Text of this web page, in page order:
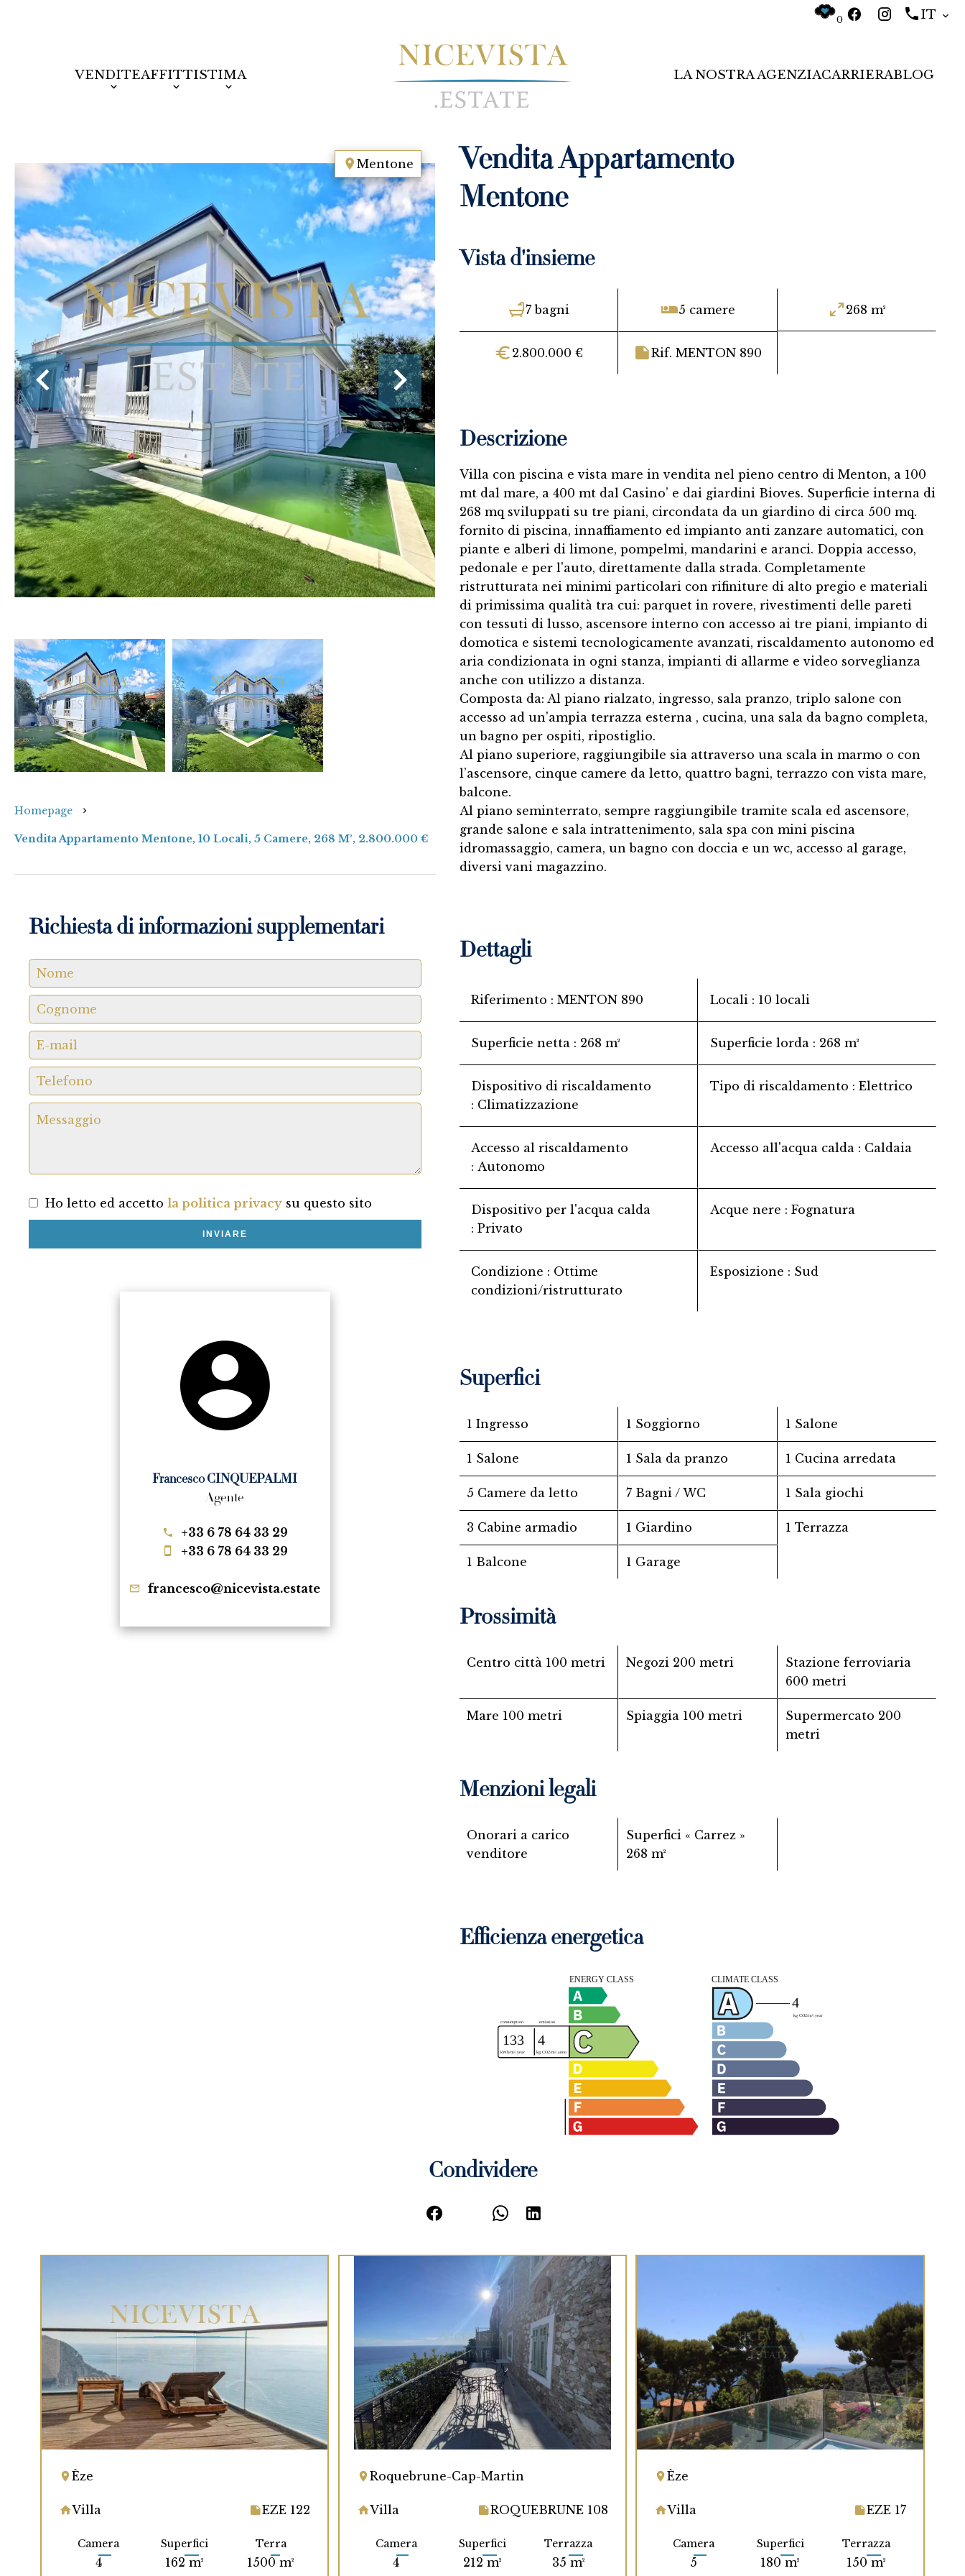
0 IT
VENDITEAFFITTISTIMA LA NOSTRA AGENZIACARRIERABLOG
Mentone
Homepage
Vendita Appartamento Mentone, 10 Locali, 5 Camere, 268 M², 2.800.000 €
Richiesta di informazioni supplementari
Ho letto ed accetto la politica privacy su questo sito
INVIARE
Francesco CINQUEPALMI
Agente
+33 6 78 64 33 29
+33 6 78 64 33 29
francesco@nicevista.estate
Vendita Appartamento
Mentone
Vista d'insieme
7 bagni 5 camere 268 m²
2.800.000 € Rif. MENTON 890
Descrizione
Villa con piscina e vista mare in vendita nel pieno centro di Menton, a 100
mt dal mare, a 400 mt dal Casino’ e dai giardini Bioves. Superficie interna di
268 mq sviluppati su tre piani, circondata da un giardino di circa 500 mq.
fornito di piscina, innaffiamento ed impianto anti zanzare automatici, con
piante e alberi di limone, pompelmi, mandarini e aranci. Doppia accesso,
pedonale e per l'auto, direttamente dalla strada. Completamente
ristrutturata nei minimi particolari con rifiniture di alto pregio e materiali
di primissima qualità tra cui: parquet in rovere, rivestimenti delle pareti
con tessuti di lusso, ascensore interno con accesso ai tre piani, impianto di
domotica e sistemi tecnologicamente avanzati, riscaldamento autonomo ed
aria condizionata in ogni stanza, impianti di allarme e video sorveglianza
anche con utilizzo a distanza.
Composta da: Al piano rialzato, ingresso, sala pranzo, triplo salone con
accesso ad un'ampia terrazza esterna , cucina, una sala da bagno completa,
un bagno per ospiti, ripostiglio.
Al piano superiore, raggiungibile sia attraverso una scala in marmo o con
l’ascensore, cinque camere da letto, quattro bagni, terrazzo con vista mare,
balcone.
Al piano seminterrato, sempre raggiungibile tramite scala ed ascensore,
grande salone e sala intrattenimento, sala spa con mini piscina
idromassaggio, camera, un bagno con doccia e un wc, accesso al garage,
diversi vani magazzino.
Dettagli
Riferimento MENTON 890 Locali 10 locali
Superficie netta 268 m² Superficie lorda 268 m²
Dispositivo di riscaldamento
Climatizzazione
Tipo di riscaldamento Elettrico
Accesso al riscaldamento
Autonomo
Accesso all'acqua calda Caldaia
Dispositivo per l'acqua calda
Privato
Acque nere Fognatura
Condizione
Ottime
condizioni/ristrutturato
Esposizione Sud
Superfici
1 Ingresso 1 Soggiorno 1 Salone
1 Salone 1 Sala da pranzo 1 Cucina arredata
5 Camere da letto 7 Bagni / WC 1 Sala giochi
3 Cabine armadio 1 Giardino 1 Terrazza
1 Balcone 1 Garage
Prossimità
Centro città 100 metri Negozi 200 metri
Stazione ferroviaria
600 metri
Mare 100 metri Spiaggia 100 metri Supermercato 200
metri
Menzioni legali
Onorari a carico
venditore
Superfici « Carrez »
268 m²
Efficienza energetica
Condividere
Èze
Villa EZE 122
Camera
4
Superfici
162 m²
Terra
1500 m²
Roquebrune-Cap-Martin
Villa ROQUEBRUNE 108
Camera
4
Superfici
212 m²
Terrazza
35 m²
Èze
Villa EZE 17
Camera
5
Superfici
180 m²
Terrazza
150 m²